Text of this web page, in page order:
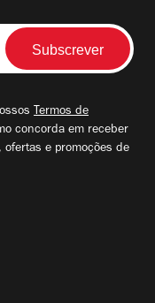
Termos de
concorda em receber
ofertas e promoções de